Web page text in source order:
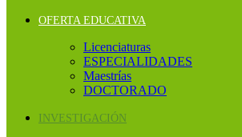
OFERTA EDUCATIVA
Licenciaturas
ESPECIALIDADES
Maestrías
DOCTORADO
INVESTIGACIÓN